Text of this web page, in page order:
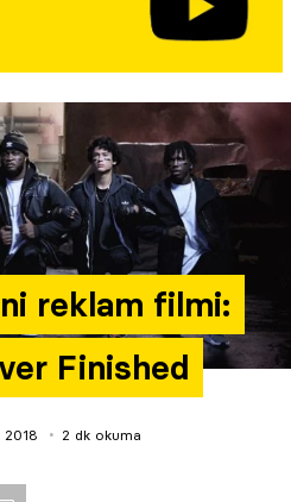
reklam filmi:
Finished
2 dk okuma